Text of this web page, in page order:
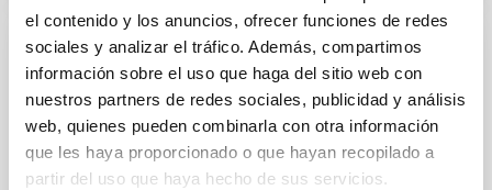
el contenido y los anuncios, ofrecer funciones de redes
sociales y analizar el tráfico. Además, compartimos
información sobre el uso que haga del sitio web con
nuestros partners de redes sociales, publicidad y análisis
web, quienes pueden combinarla con otra información
que les haya proporcionado o que hayan recopilado a
partir del uso que haya hecho de sus servicios.
ANTONIN BOUCHEZ: “Todos los
instrumentos del GMT tendrán Óptica
Adaptativa”